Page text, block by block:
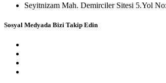
Seyitnizam Mah. Demirciler Sitesi 5.Yol
Sosyal Medyada Bizi Takip Edin